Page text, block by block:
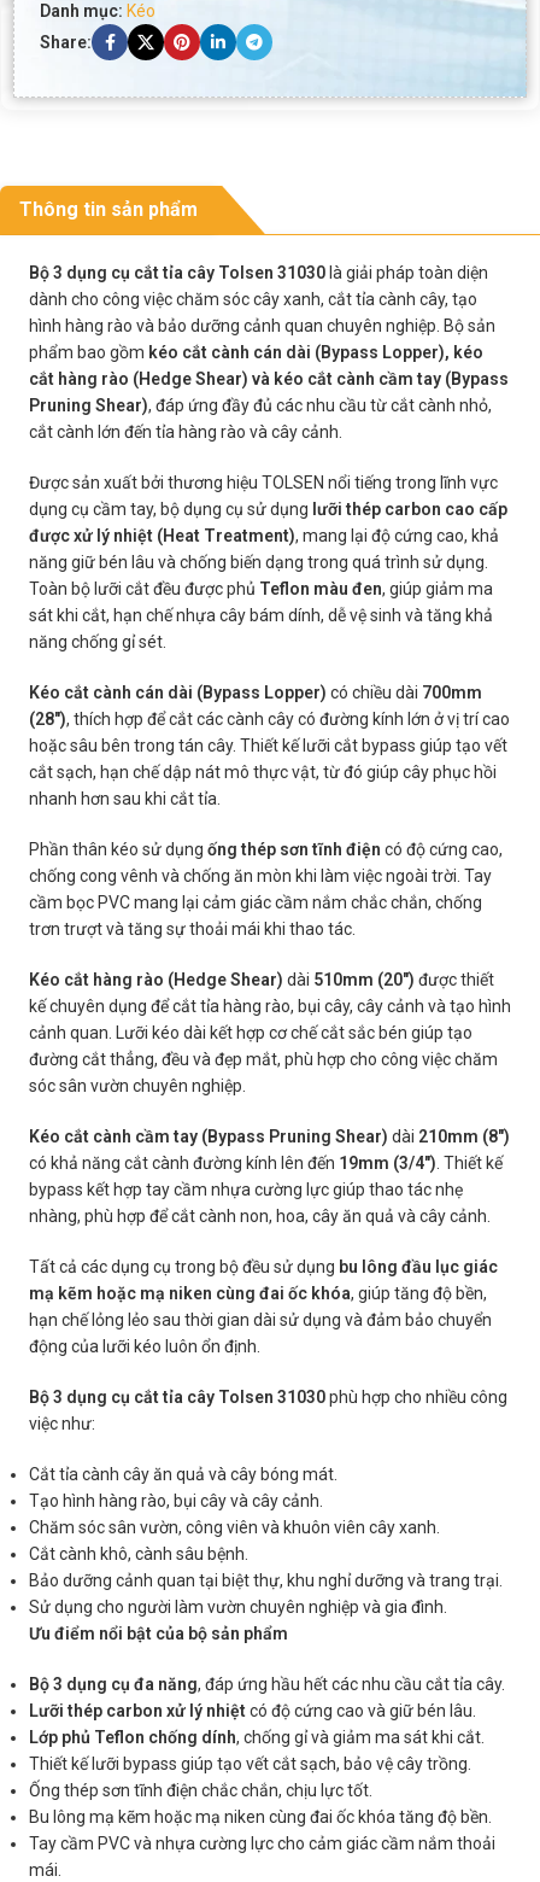
Danh mục: Kéo
Share:
Thông tin sản phẩm
Bộ 3 dụng cụ cắt tỉa cây Tolsen 31030 là giải pháp toàn diện
dành cho công việc chăm sóc cây xanh, cắt tỉa cành cây, tạo
hình hàng rào và bảo dưỡng cảnh quan chuyên nghiệp. Bộ sản
phẩm bao gồm kéo cắt cành cán dài (Bypass Lopper), kéo
cắt hàng rào (Hedge Shear) và kéo cắt cành cầm tay (Bypass
Pruning Shear), đáp ứng đầy đủ các nhu cầu từ cắt cành nhỏ,
cắt cành lớn đến tỉa hàng rào và cây cảnh.
Được sản xuất bởi thương hiệu TOLSEN nổi tiếng trong lĩnh vực
dụng cụ cầm tay, bộ dụng cụ sử dụng lưỡi thép carbon cao cấp
được xử lý nhiệt (Heat Treatment), mang lại độ cứng cao, khả
năng giữ bén lâu và chống biến dạng trong quá trình sử dụng.
Toàn bộ lưỡi cắt đều được phủ Teflon màu đen, giúp giảm ma
sát khi cắt, hạn chế nhựa cây bám dính, dễ vệ sinh và tăng khả
năng chống gỉ sét.
Kéo cắt cành cán dài (Bypass Lopper) có chiều dài 700mm
(28″), thích hợp để cắt các cành cây có đường kính lớn ở vị trí cao
hoặc sâu bên trong tán cây. Thiết kế lưỡi cắt bypass giúp tạo vết
cắt sạch, hạn chế dập nát mô thực vật, từ đó giúp cây phục hồi
nhanh hơn sau khi cắt tỉa.
Phần thân kéo sử dụng ống thép sơn tĩnh điện có độ cứng cao,
chống cong vênh và chống ăn mòn khi làm việc ngoài trời. Tay
cầm bọc PVC mang lại cảm giác cầm nắm chắc chắn, chống
trơn trượt và tăng sự thoải mái khi thao tác.
Kéo cắt hàng rào (Hedge Shear) dài 510mm (20″) được thiết
kế chuyên dụng để cắt tỉa hàng rào, bụi cây, cây cảnh và tạo hình
cảnh quan. Lưỡi kéo dài kết hợp cơ chế cắt sắc bén giúp tạo
đường cắt thẳng, đều và đẹp mắt, phù hợp cho công việc chăm
sóc sân vườn chuyên nghiệp.
Kéo cắt cành cầm tay (Bypass Pruning Shear) dài 210mm (8″)
có khả năng cắt cành đường kính lên đến 19mm (3/4″) . Thiết kế
bypass kết hợp tay cầm nhựa cường lực giúp thao tác nhẹ
nhàng, phù hợp để cắt cành non, hoa, cây ăn quả và cây cảnh.
Tất cả các dụng cụ trong bộ đều sử dụng bu lông đầu lục giác
mạ kẽm hoặc mạ niken cùng đai ốc khóa, giúp tăng độ bền,
hạn chế lỏng lẻo sau thời gian dài sử dụng và đảm bảo chuyển
động của lưỡi kéo luôn ổn định.
Bộ 3 dụng cụ cắt tỉa cây Tolsen 31030phù hợp cho nhiều công
việc như:
Cắt tỉa cành cây ăn quả và cây bóng mát.
Tạo hình hàng rào, bụi cây và cây cảnh.
Chăm sóc sân vườn, công viên và khuôn viên cây xanh.
Cắt cành khô, cành sâu bệnh.
Bảo dưỡng cảnh quan tại biệt thự, khu nghỉ dưỡng và trang trại.
Sử dụng cho người làm vườn chuyên nghiệp và gia đình.
Ưu điểm nổi bật của bộ sản phẩm
Bộ 3 dụng cụ đa năng, đáp ứng hầu hết các nhu cầu cắt tỉa cây.
Lưỡi thép carbon xử lý nhiệt có độ cứng cao và giữ bén lâu.
Lớp phủ Teflon chống dính, chống gỉ và giảm ma sát khi cắt.
Thiết kế lưỡi bypass giúp tạo vết cắt sạch, bảo vệ cây trồng.
Ống thép sơn tĩnh điện chắc chắn, chịu lực tốt.
Bu lông mạ kẽm hoặc mạ niken cùng đai ốc khóa tăng độ bền.
Tay cầm PVC và nhựa cường lực cho cảm giác cầm nắm thoải
mái.